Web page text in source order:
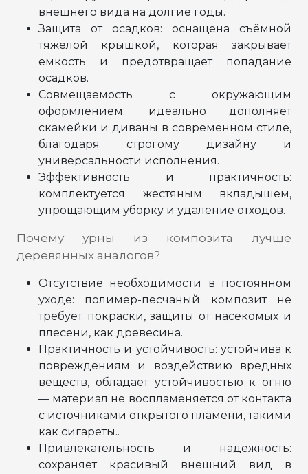
внешнего вида на долгие годы.
Защита от осадков: оснащена съёмной
тяжелой крышкой, которая закрывает
емкость и предотвращает попадание
осадков.
Совмещаемость с окружающим
оформлением: идеально дополняет
скамейки и диваны в современном стиле,
благодаря строгому дизайну и
универсальности исполнения.
Эффективность и практичность:
комплектуется жестяным вкладышем,
упрощающим уборку и удаление отходов.
Почему урны из композита лучше
деревянных аналогов?
Отсутствие необходимости в постоянном
уходе: полимер-песчаный композит не
требует покраски, защиты от насекомых и
плесени, как древесина.
Практичность и устойчивость: устойчива к
повреждениям и воздействию вредных
веществ, обладает устойчивостью к огню
— материал не воспламеняется от контакта
с источниками открытого пламени, такими
как сигареты..
Привлекательность и надежность:
сохраняет красивый внешний вид в